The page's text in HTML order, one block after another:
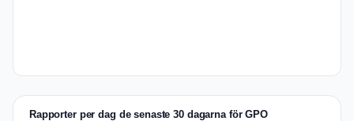
Rapporter per dag de senaste 30 dagarna för GPO